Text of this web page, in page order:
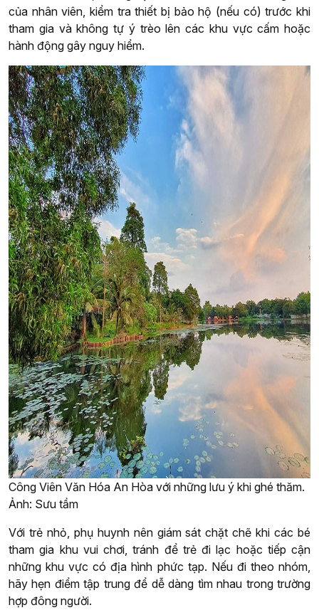
của nhân viên, kiểm tra thiết bị bảo hộ (nếu có) trước khi
tham gia và không tự ý trèo lên các khu vực cấm hoặc
hành động gây nguy hiểm.
Công Viên Văn Hóa An Hòa với những lưu ý khi ghé thăm.
Ảnh: Sưu tầm
Với trẻ nhỏ, phụ huynh nên giám sát chặt chẽ khi các bé
tham gia khu vui chơi, tránh để trẻ đi lạc hoặc tiếp cận
những khu vực có địa hình phức tạp. Nếu đi theo nhóm,
hãy hẹn điểm tập trung để dễ dàng tìm nhau trong trường
hợp đông người.